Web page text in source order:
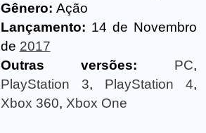
Gênero: Ação
Lançamento: 14 de Novembro
de 2017
Outras versões:
PC,
PlayStation 3, PlayStation 4,
Xbox 360, Xbox One